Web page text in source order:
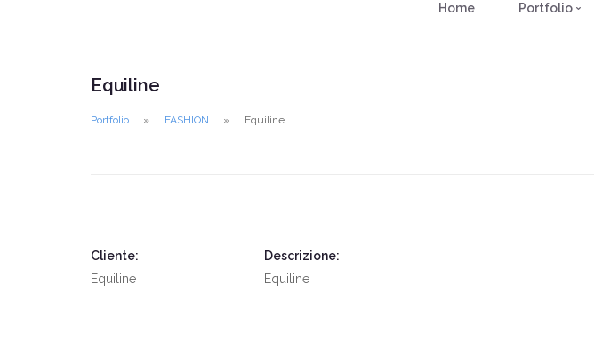
Home Portfolio
Equiline
Portfolio FASHION Equiline
Cliente:
Equiline
Descrizione:
Equiline